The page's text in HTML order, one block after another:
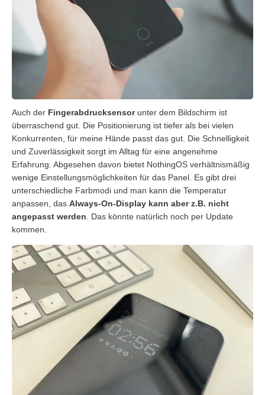
Auch der Fingerabdrucksensorunter dem Bildschirm ist
überraschend gut. Die Positionierung ist tiefer als bei vielen
Konkurrenten, für meine Hände passt das gut. Die Schnelligkeit
und Zuverlässigkeit sorgt im Alltag für eine angenehme
Erfahrung. Abgesehen davon bietet NothingOS verhältnismäßig
wenige Einstellungsmöglichkeiten für das Panel. Es gibt drei
unterschiedliche Farbmodi und man kann die Temperatur
anpassen, das Always-On-Display kann aber z.B. nicht
angepasst werden . Das könnte natürlich noch per Update
kommen.